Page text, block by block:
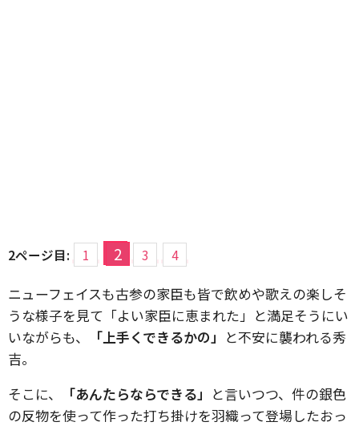
2ページ目: 1 2 3 4
ニューフェイスも古参の家臣も皆で飲めや歌えの楽しそ
うな様子を見て「よい家臣に恵まれた」と満足そうにい
いながらも、
「上手くできるかの」 と不安に襲われる秀
吉。
そこに、
「あんたらならできる」 と言いつつ、件の銀色
の反物を使って作った打ち掛けを羽織って登場したおっ